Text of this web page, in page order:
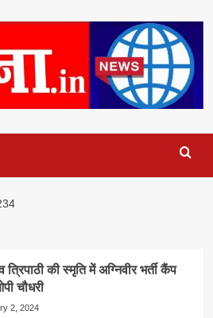
की स्मृति में अग्निवीर भर्ती कैंप
चौधरी
2, 2024